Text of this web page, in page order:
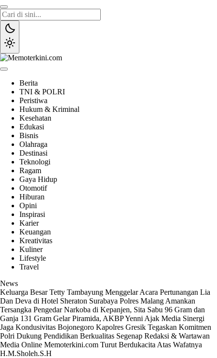
Lewati
ke
konten
Berita
TNI & POLRI
Peristiwa
Hukum & Kriminal
Kesehatan
Edukasi
Bisnis
Olahraga
Destinasi
Teknologi
Ragam
Gaya Hidup
Otomotif
Hiburan
Opini
Inspirasi
Karier
Keuangan
Kreativitas
Kuliner
Lifestyle
Travel
News
Keluarga Besar Tetty Tambayung Menggelar Acara Pertunangan Lia
Dan Deva di Hotel Sheraton Surabaya Polres Malang Amankan
Tersangka Pengedar Narkoba di Kepanjen, Sita Sabu 96 Gram dan
Ganja 131 Gram Gelar Piramida, AKBP Yenni Ajak Media Sinergi
Jaga Kondusivitas Bojonegoro Kapolres Gresik Tegaskan Komitmen
Polri Dukung Pendidikan Berkualitas Segenap Redaksi & Wartawan
Media Online Memoterkini.com Turut Berdukacita Atas Wafatnya
H.M.Sholeh.S.H